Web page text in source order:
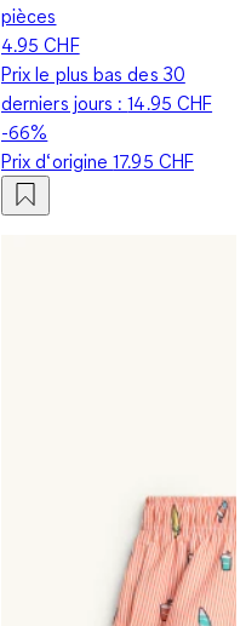
pièces
4.95 CHF
Prix le plus bas des 30
derniers jours :14.95 CHF
-66%
Prix d‘origine17.95 CHF